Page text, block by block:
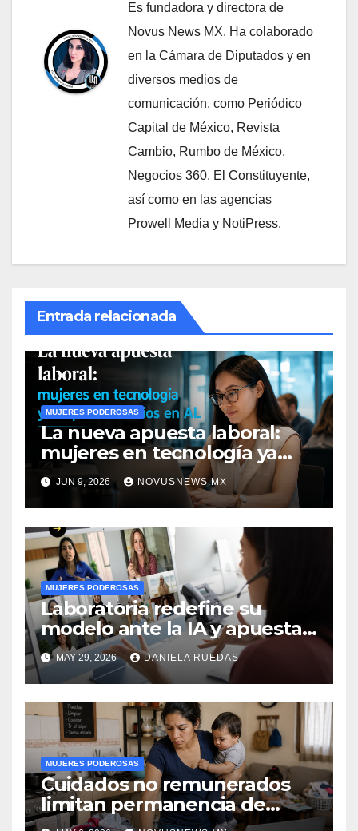
Es fundadora y directora de
Novus News MX. Ha colaborado
en la Cámara de Diputados y en
diversos medios de
comunicación, como Periódico
Capital de México, Revista
Cambio, Rumbo de México,
Negocios 360, El Constituyente,
así como en las agencias
Prowell Media y NotiPress.
Entrada relacionada
MUJERES PODEROSAS
La nueva apuesta laboral:
mujeres en tecnología ya
duplican salarios en AL
JUN 9, 2026 NOVUSNEWS.MX
MUJERES PODEROSAS
Laboratoria redefine su
modelo ante la IA y apuesta
por empleabilidad femenina
en AL
MAY 29, 2026 DANIELA RUEDAS
MUJERES PODEROSAS
Cuidados no remunerados
limitan permanencia de
mujeres en empleo y afectan